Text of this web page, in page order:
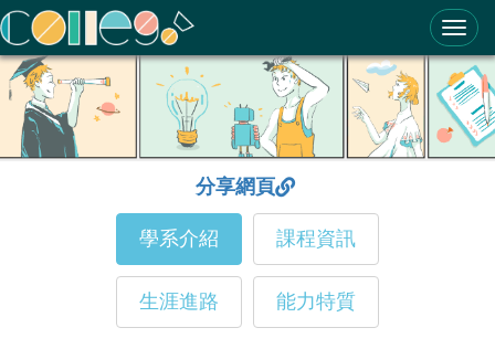
ColleGo! 大學選才與高中育才輔助系統
分享網頁
學系介紹 課程資訊
生涯進路 能力特質